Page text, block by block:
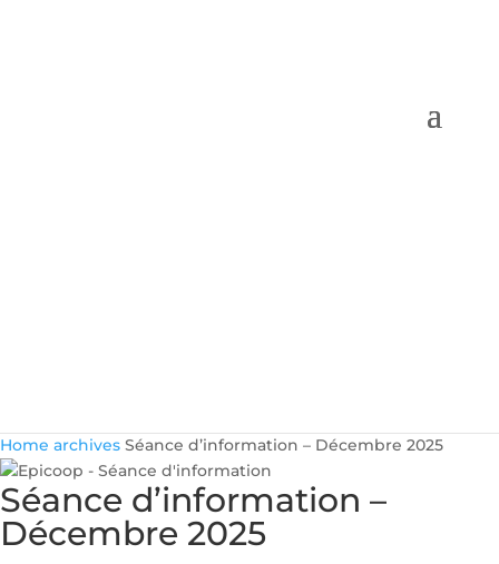
Home archives Séance d’information – Décembre 2025
Séance d’information –
Décembre 2025